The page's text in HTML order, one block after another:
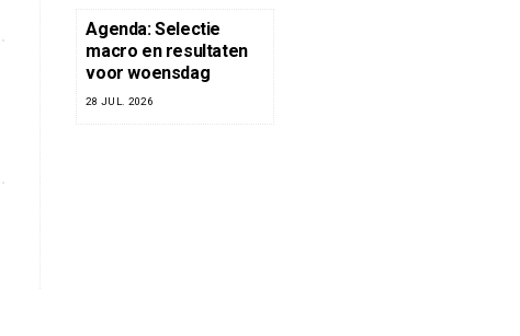
Agenda: Selectie
macro en resultaten
voor woensdag
28 JUL. 2026